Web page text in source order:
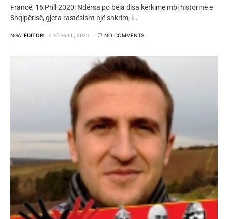
Francë, 16 Prill 2020: Ndërsa po bëja disa kërkime mbi historinë e
Shqipërisë, gjeta rastësisht një shkrim, i…
NGA EDITORI 16 PRILL, 2020 NO COMMENTS